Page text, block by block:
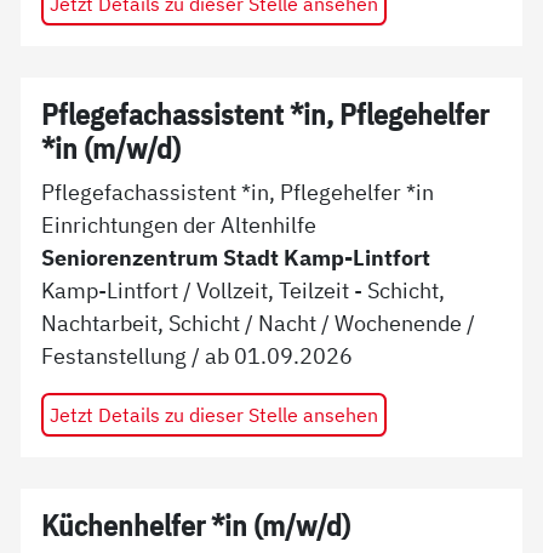
Pflegefachassistent *in, Pflegehelfer
*in (m/w/d)
Pflegefachassistent *in, Pflegehelfer *in
Einrichtungen der Altenhilfe
Seniorenzentrum Stadt Kamp-Lintfort
Kamp-Lintfort /Vollzeit, Teilzeit - Schicht,
Nachtarbeit, Schicht / Nacht / Wochenende /
Festanstellung / ab 01.09.2026
Jetzt Details zu dieser Stelle ansehen
Küchenhelfer *in (m/w/d)